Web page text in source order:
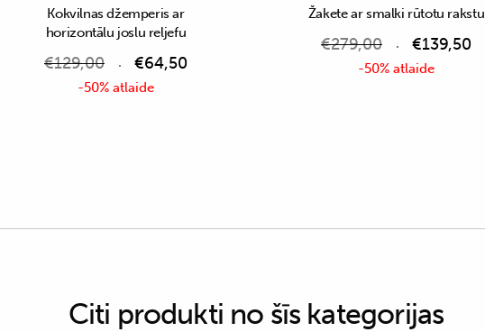
Kokvilnas džemperis ar
horizontālu joslu reljefu
€129,00 €64,50
-50% atlaide
Žakete ar smalki rūtotu rakstu
€279,00 €139,50
-50% atlaide
Citi produkti no šīs kategorijas